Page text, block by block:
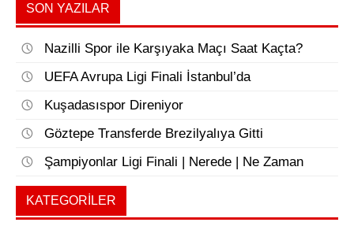
SON YAZILAR
Nazilli Spor ile Karşıyaka Maçı Saat Kaçta?
UEFA Avrupa Ligi Finali İstanbul’da
Kuşadasıspor Direniyor
Göztepe Transferde Brezilyalıya Gitti
Şampiyonlar Ligi Finali | Nerede | Ne Zaman
KATEGORILER